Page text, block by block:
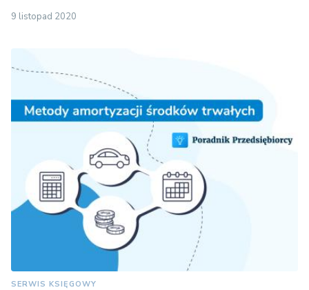
9 listopad 2020
SERWIS KSIĘGOWY